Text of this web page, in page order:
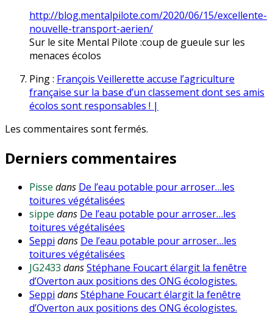
http://blog.mentalpilote.com/2020/06/15/excellente-
nouvelle-transport-aerien/
Sur le site Mental Pilote :coup de gueule sur les
menaces écolos
Ping : François Veillerette accuse l’agriculture
française sur la base d’un classement dont ses amis
écolos sont responsables ! |
Les commentaires sont fermés.
Derniers commentaires
Pisse dans De l’eau potable pour arroser…les
toitures végétalisées
sippe dans De l’eau potable pour arroser…les
toitures végétalisées
Seppi dans De l’eau potable pour arroser…les
toitures végétalisées
JG2433 dansStéphane Foucart élargit la fenêtre
d’Overton aux positions des ONG écologistes.
Seppi dansStéphane Foucart élargit la fenêtre
d’Overton aux positions des ONG écologistes.